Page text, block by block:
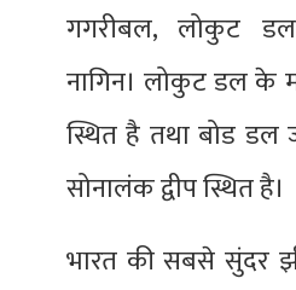
गगरीबल, लोकुट
नागिन। लोकुट डल के
स्थित है तथा बोड
सोनालंक द्वीप स्थित है।
भारत की सबसे सुंदर